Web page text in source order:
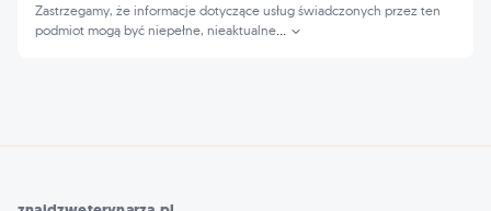
Zastrzegamy, że informacje dotyczące usług świadczonych przez ten
podmiot mogą być niepełne, nieaktualne